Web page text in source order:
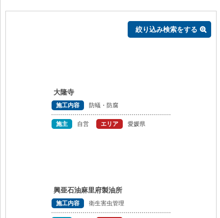
絞り込み検索をする
大隆寺
施工内容 防蟻・防腐
施主 自営 エリア 愛媛県
興亜石油麻里府製油所
施工内容 衛生害虫管理